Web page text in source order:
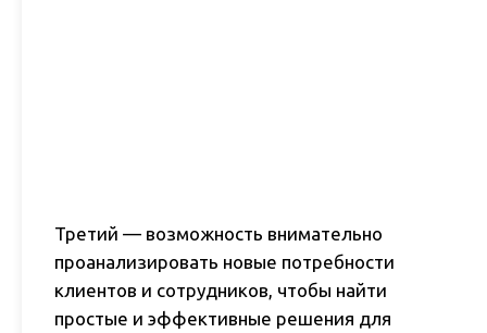
Третий — возможность внимательно
проанализировать новые потребности
клиентов и сотрудников, чтобы найти
простые и эффективные решения для